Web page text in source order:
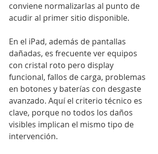
conviene normalizarlas al punto de
acudir al primer sitio disponible.
En el iPad, además de pantallas
dañadas, es frecuente ver equipos
con cristal roto pero display
funcional, fallos de carga, problemas
en botones y baterías con desgaste
avanzado. Aquí el criterio técnico es
clave, porque no todos los daños
visibles implican el mismo tipo de
intervención.